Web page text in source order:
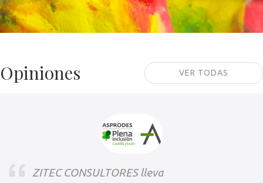
Opiniones VER TODAS
ZITEC CONSULTORES lleva